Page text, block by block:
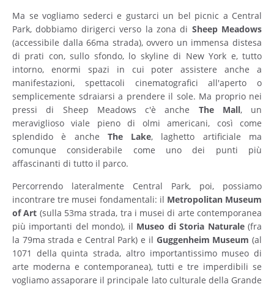
Ma se vogliamo sederci e gustarci un bel picnic a Central
Park, dobbiamo dirigerci verso la zona di Sheep Meadows
(accessibile dalla 66ma strada), ovvero un immensa distesa
di prati con, sullo sfondo, lo skyline di New York e, tutto
intorno, enormi spazi in cui poter assistere anche a
manifestazioni, spettacoli cinematografici all'aperto o
semplicemente sdraiarsi a prendere il sole. Ma proprio nei
pressi di Sheep Meadows c'è anche The Mall, un
meraviglioso viale pieno di olmi americani, così come
splendido è anche The Lake, laghetto artificiale ma
comunque considerabile come uno dei punti più
affascinanti di tutto il parco.
Percorrendo lateralmente Central Park, poi, possiamo
incontrare tre musei fondamentali: il Metropolitan Museum
of Art (sulla 53ma strada, tra i musei di arte contemporanea
più importanti del mondo), il Museo di Storia Naturale(fra
la 79ma strada e Central Park) e il Guggenheim Museum (al
1071 della quinta strada, altro importantissimo museo di
arte moderna e contemporanea), tutti e tre imperdibili se
vogliamo assaporare il principale lato culturale della Grande